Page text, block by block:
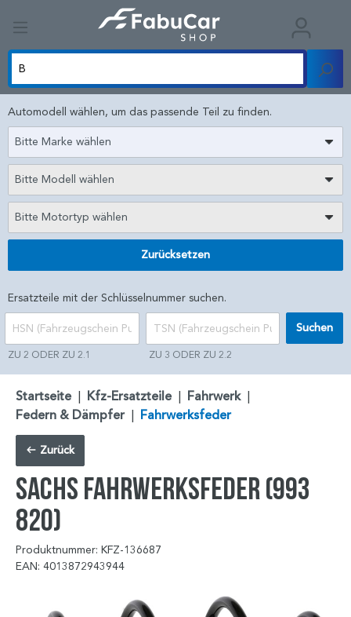
Automodell wählen, um das passende Teil zu finden.
Bitte Marke wählen
Bitte Modell wählen
Bitte Motortyp wählen
Zurücksetzen
Ersatzteile mit der Schlüsselnummer suchen.
ZU 2 ODER ZU 2.1 ZU 3 ODER ZU 2.2
Suchen
Startseite | Kfz-Ersatzteile | Fahrwerk |
Federn & Dämpfer | Fahrwerksfeder
Zurück
SACHS Fahrwerksfeder (993
820)
Produktnummer: KFZ-136687
EAN: 4013872943944